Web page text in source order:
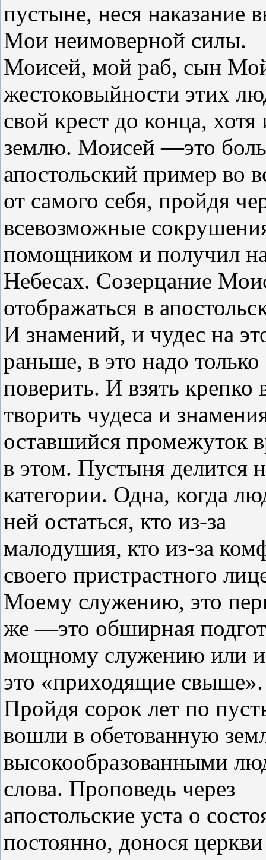
пустыне, неся наказание
Мои неимоверной силы.
Моисей, мой раб, сын
жестоковыйности этих
свой крест до конца,
землю. Моисей —это
апостольский пример во
от самого себя, пройдя
всевозможные
помощником и получил
Небесах. Созерцание
отображаться в
И знамений, и чудес на
раньше, в это надо только
поверить. И взять
творить чудеса и
оставшийся промежуток
в этом. Пустыня делится
категории. Одна, когда
ней остаться, кто из-за
малодушия, кто из-за
своего пристрастного
Моему служению, это
же —это обширная
мощному служению или
это «приходящие свыше».
Пройдя сорок лет по
вошли в обетованную
высокообразованными
слова. Проповедь через
апостольские уста о
постоянно, донося